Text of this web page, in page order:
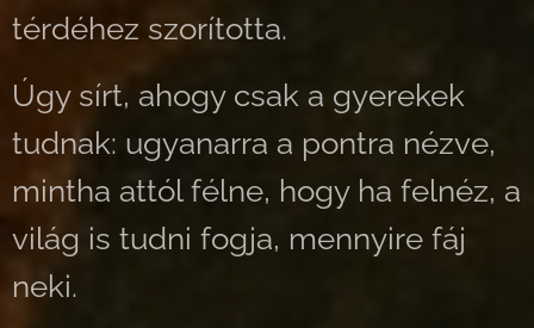
térdéhez szorította.
Úgy sírt, ahogy csak a gyerekek
tudnak: ugyanarra a pontra nézve,
mintha attól félne, hogy ha felnéz, a
világ is tudni fogja, mennyire fáj
neki.